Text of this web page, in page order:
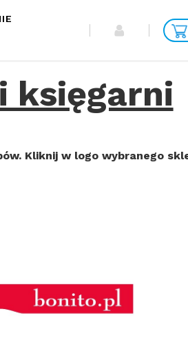
księgarni
Kliknij w logo wybranego